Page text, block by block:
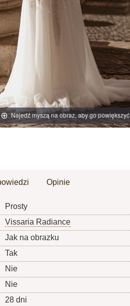
Najedź myszą na obraz, aby go powiększyć
Opinie
Prosty
Vissaria Radiance
Jak na obrazku
Tak
Nie
Nie
28 dni